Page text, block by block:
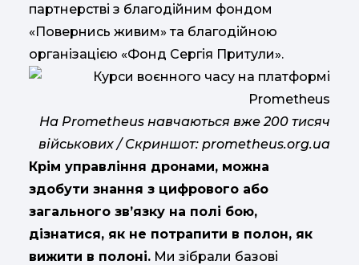
партнерстві з благодійним фондом
«Повернись живим» та благодійною
організацією «Фонд Сергія Притули».
На Prometheus навчаються вже 200 тисяч
військових / Скриншот: prometheus.org.ua
Крім управління дронами, можна
здобути знання з цифрового або
загального зв’язку на полі бою,
дізнатися, як не потрапити в полон, як
вижити в полоні. Ми зібрали базові